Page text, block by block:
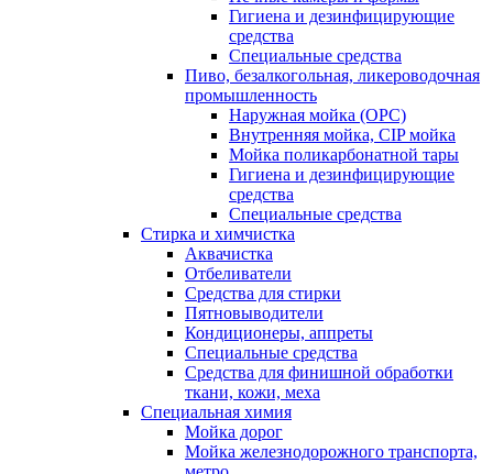
Гигиена и дезинфицирующие
средства
Специальные средства
Пиво, безалкогольная, ликероводочная
промышленность
Наружная мойка (ОРС)
Внутренняя мойка, CIP мойка
Мойка поликарбонатной тары
Гигиена и дезинфицирующие
средства
Специальные средства
Стирка и химчистка
Аквачистка
Отбеливатели
Средства для стирки
Пятновыводители
Кондиционеры, аппреты
Специальные средства
Средства для финишной обработки
ткани, кожи, меха
Специальная химия
Мойка дорог
Мойка железнодорожного транспорта,